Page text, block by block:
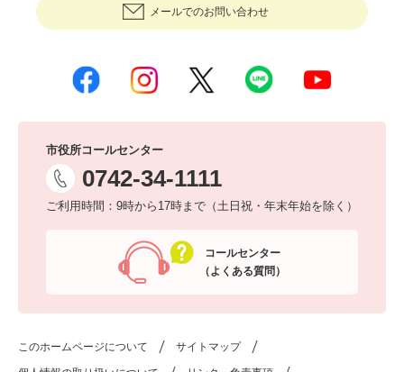
メールでのお問い合わせ
市役所コールセンター
0742-34-1111
ご利用時間：9時から17時まで（土日祝・年末年始を除く）
コールセンター
（よくある質問）
このホームページについて サイトマップ